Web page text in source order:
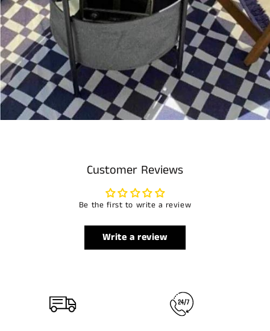
Customer Reviews
Be the first to write a review
Write a review